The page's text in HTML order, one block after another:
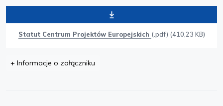
Statut Centrum Projektów Europejskich (.pdf) (410,23 KB)
+ Informacje o załączniku